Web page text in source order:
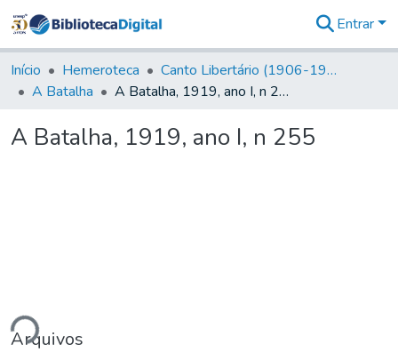
&
Coleções
Tudo na
Digital
Entrar
Início Hemeroteca
Canto Libertário (1906-1995)
A Batalha
A Batalha, 1919, ano I, n 255
A Batalha, 1919, ano I, n 255
Arquivos